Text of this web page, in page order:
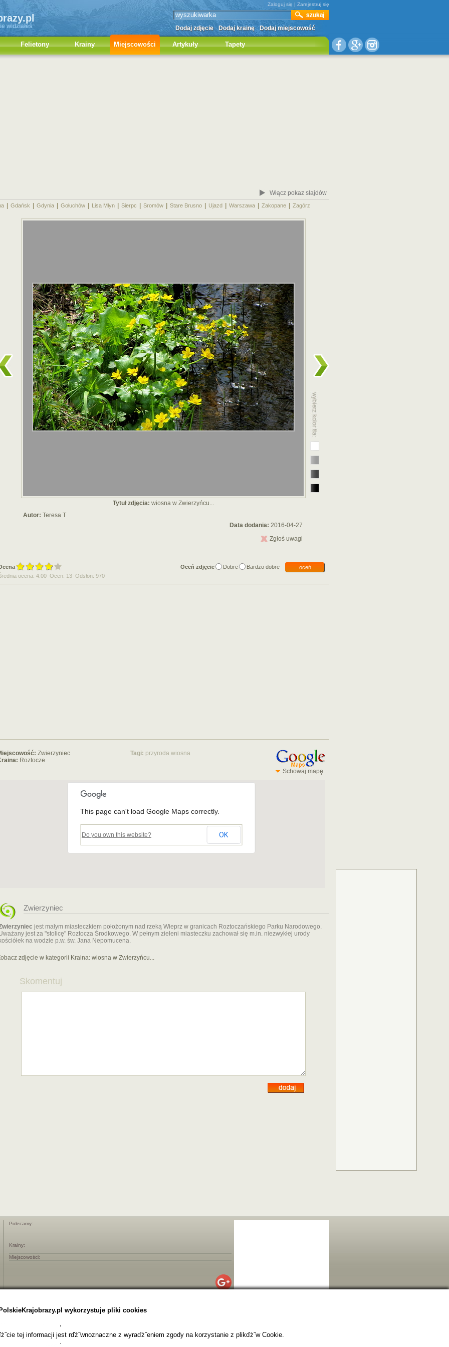
widziałeś
Zaloguj się | Zarejestruj się
Dodaj zdjęcie Dodaj krainę Dodaj miejscowość
Felietony Krainy Miejscowości Artykuły Tapety
Włącz pokaz slajdów
Gdańsk Gdynia Gołuchów Lisa Młyn Sierpc Sromów Stare Brusno Ujazd Warszawa Zakopane Zagórz
Tytuł zdjęcia: wiosna w Zwierzyńcu...
Autor: Teresa T
Data dodania: 2016-04-27
Zgłoś uwagi
Oceń zdjęcie Dobre Bardzo dobre
oceń
ocena: 4.00 Ocen: 13 Odsłon: 970
Zwierzyniec
Roztocze
Tagi: przyroda wiosna
Schowaj mapę
This page can't load Google Maps correctly.
Do you own this website? OK
Zwierzyniec
jest małym miasteczkiem położonym nad rzeką Wieprz w granicach Roztoczańskiego Parku Narodowego.
jest za "stolicę" Roztocza Środkowego. W pełnym zieleni miasteczku zachował się m.in. niezwykłej urody
na wodzie p.w. św. Jana Nepomucena.
zdjęcie w kategorii Kraina: wiosna w Zwierzyńcu...
Skomentuj
Polecamy:
Krainy:
Miejscowości:
wykorzystuje pliki cookies
tej informacji jest rďż˝wnoznaczne z wyraďż˝eniem zgody na korzystanie z plikďż˝w Cookie.